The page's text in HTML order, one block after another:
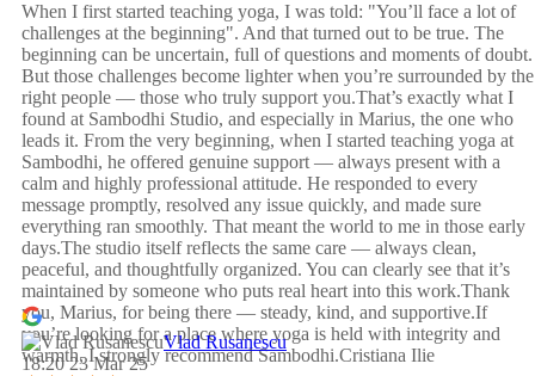
When I first started teaching yoga, I was told: "You’ll face a lot of
challenges at the beginning". And that turned out to be true. The
beginning can be uncertain, full of questions and moments of doubt.
But those challenges become lighter when you’re surrounded by the
right people — those who truly support you.That’s exactly what I
found at Sambodhi Studio, and especially in Marius, the one who
leads it. From the very beginning, when I started teaching yoga at
Sambodhi, he offered genuine support — always present with a
calm and highly professional attitude. He responded to every
message promptly, resolved any issue quickly, and made sure
everything ran smoothly. That meant the world to me in those early
days.The studio itself reflects the same care — always clean,
peaceful, and thoughtfully organized. You can clearly see that it’s
maintained by someone who puts real heart into this work.Thank
you, Marius, for being there — steady, kind, and supportive.If
you’re looking for a place where yoga is held with integrity and
warmth, I strongly recommend Sambodhi.Cristiana Ilie
Vlad Rusanescu
18:20 23 Mar 25